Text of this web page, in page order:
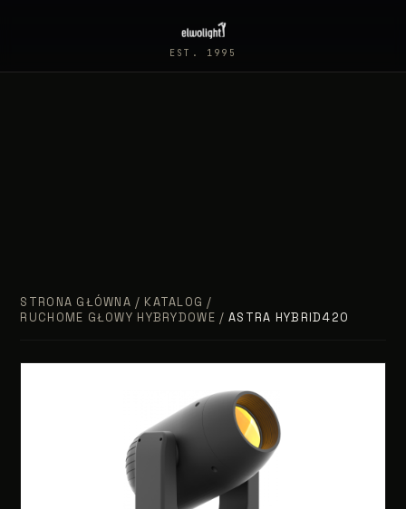
EST. 1995
STRONA GŁÓWNA / KATALOG /
RUCHOME GŁOWY HYBRYDOWE / ASTRA HYBRID420